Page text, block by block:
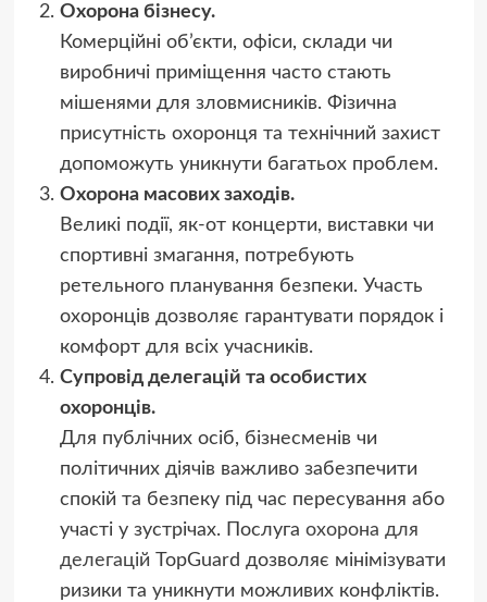
Охорона бізнесу.
Комерційні об’єкти, офіси, склади чи
виробничі приміщення часто стають
мішенями для зловмисників. Фізична
присутність охоронця та технічний захист
допоможуть уникнути багатьох проблем.
Охорона масових заходів.
Великі події, як-от концерти, виставки чи
спортивні змагання, потребують
ретельного планування безпеки. Участь
охоронців дозволяє гарантувати порядок і
комфорт для всіх учасників.
Супровід делегацій та особистих
охоронців.
Для публічних осіб, бізнесменів чи
політичних діячів важливо забезпечити
спокій та безпеку під час пересування або
участі у зустрічах. Послуга охорона для
делегацій TopGuard дозволяє мінімізувати
ризики та уникнути можливих конфліктів.